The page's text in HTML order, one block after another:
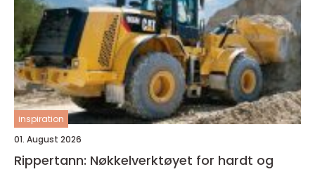
inspiration
01. August 2026
Rippertann: Nøkkelverktøyet for hardt og